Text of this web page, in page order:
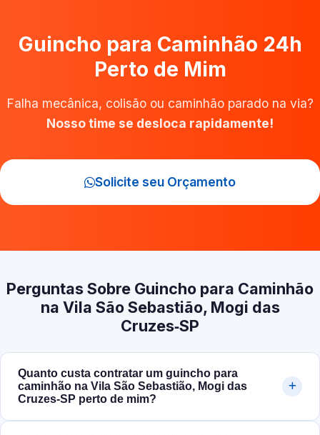
Guincho para Caminhão 24h
Perto de Mim
Falha mecânica, colisão ou caminhão parado na via?
Nosso time se desloca rapidamente!
Solicite seu Orçamento
Perguntas Sobre Guincho para Caminhão
na Vila São Sebastião, Mogi das
Cruzes‑SP
Quanto custa contratar um guincho para
caminhão na Vila São Sebastião, Mogi das
Cruzes‑SP perto de mim?